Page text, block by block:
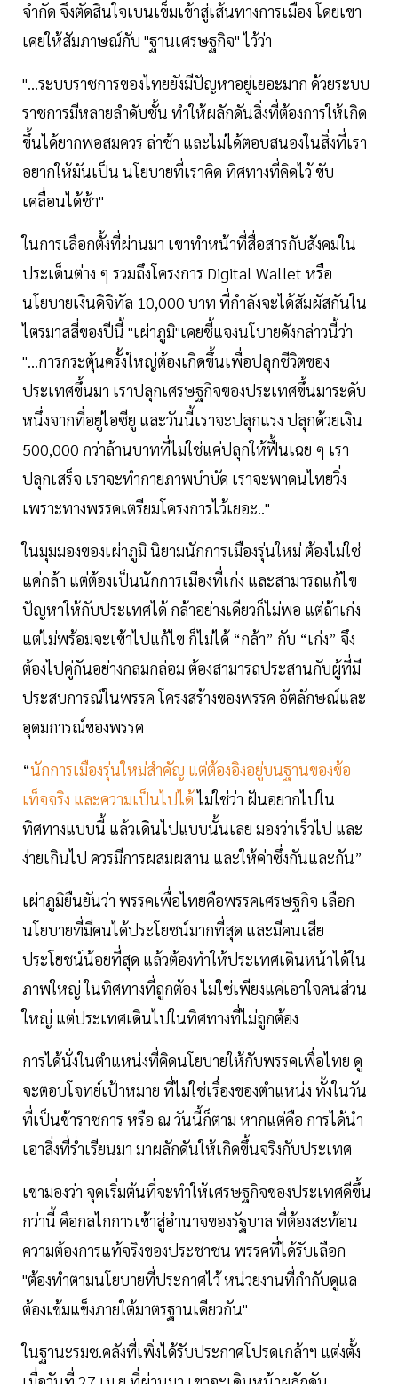
จำกัด จึงตัดสินใจเบนเข็มเข้าสู่เส้นทางการเมือง โดยเขา
เคยให้สัมภาษณ์กับ "ฐานเศรษฐกิจ" ไว้ว่า
"...ระบบราชการของไทยยังมีปัญหาอยู่เยอะมาก ด้วยระบบ
ราชการมีหลายลำดับชั้น ทำให้ผลักดันสิ่งที่ต้องการให้เกิด
ขึ้นได้ยากพอสมควร ล่าช้า และไม่ได้ตอบสนองในสิ่งที่เรา
อยากให้มันเป็น นโยบายที่เราคิด ทิศทางที่คิดไว้ ขับ
เคลื่อนได้ช้า"
ในการเลือกตั้งที่ผ่านมา เขาทำหน้าที่สื่อสารกับสังคมใน
ประเด็นต่าง ๆ รวมถึงโครงการ Digital Wallet หรือ
นโยบายเงินดิจิทัล 10,000 บาท ที่กำลังจะได้สัมผัสกันใน
ไตรมาสสี่ของปีนี้ "เผ่าภูมิ"เคยชี้แจงนโบายดังกล่าวนี้ว่า
"...การกระตุ้นครั้งใหญ่ต้องเกิดขึ้นเพื่อปลุกชีวิตของ
ประเทศขึ้นมา เราปลุกเศรษฐกิจของประเทศขึ้นมาระดับ
หนึ่งจากที่อยู่ไอซียู และวันนี้เราจะปลุกแรง ปลุกด้วยเงิน
500,000 กว่าล้านบาทที่ไม่ใช่แค่ปลุกให้ฟื้นเฉย ๆ เรา
ปลุกเสร็จ เราจะทำกายภาพบำบัด เราจะพาคนไทยวิ่ง
เพราะทางพรรคเตรียมโครงการไว้เยอะ.."
ในมุมมองของเผ่าภูมิ นิยามนักการเมืองรุ่นใหม่ ต้องไม่ใช่
แค่กล้า แต่ต้องเป็นนักการเมืองที่เก่ง และสามารถแก้ไข
ปัญหาให้กับประเทศได้ กล้าอย่างเดียวก็ไม่พอ แต่ถ้าเก่ง
แต่ไม่พร้อมจะเข้าไปแก้ไข ก็ไม่ได้ “กล้า” กับ “เก่ง” จึง
ต้องไปคู่กันอย่างกลมกล่อม ต้องสามารถประสานกับผู้ที่มี
ประสบการณ์ในพรรค โครงสร้างของพรรค อัตลักษณ์และ
อุดมการณ์ของพรรค
“นักการเมืองรุ่นใหม่สำคัญ แต่ต้องอิงอยู่บนฐานของข้อ
เท็จจริง และความเป็นไปได้ไม่ใช่ว่า ฝันอยากไปใน
ทิศทางแบบนี้ แล้วเดินไปแบบนั้นเลย มองว่าเร็วไป และ
ง่ายเกินไป ควรมีการผสมผสาน และให้ค่าซึ่งกันและกัน”
เผ่าภูมิยืนยันว่า พรรคเพื่อไทยคือพรรคเศรษฐกิจ เลือก
นโยบายที่มีคนได้ประโยชน์มากที่สุด และมีคนเสีย
ประโยชน์น้อยที่สุด แล้วต้องทำให้ประเทศเดินหน้าได้ใน
ภาพใหญ่ ในทิศทางที่ถูกต้อง ไม่ใช่เพียงแค่เอาใจคนส่วน
ใหญ่ แต่ประเทศเดินไปในทิศทางที่ไม่ถูกต้อง
การได้นั่งในตำแหน่งที่คิดนโยบายให้กับพรรคเพื่อไทย ดู
จะตอบโจทย์เป้าหมาย ที่ไม่ใช่เรื่องของตำแหน่ง ทั้งในวัน
ที่เป็นข้าราชการ หรือ ณ วันนี้ก็ตาม หากแต่คือ การได้นำ
เอาสิ่งที่ร่ำเรียนมา มาผลักดันให้เกิดขึ้นจริงกับประเทศ
เขามองว่า จุดเริ่มต้นที่จะทำให้เศรษฐกิจของประเทศดีขึ้น
กว่านี้ คือกลไกการเข้าสู่อำนาจของรัฐบาล ที่ต้องสะท้อน
ความต้องการแท้จริงของประชาชน พรรคที่ได้รับเลือก
"ต้องทำตามนโยบายที่ประกาศไว้ หน่วยงานที่กำกับดูแล
ต้องเข้มแข็งภายใต้มาตรฐานเดียวกัน"
ในฐานะรมช.คลังที่เพิ่งได้รับประกาศโปรดเกล้าฯ แต่งตั้ง